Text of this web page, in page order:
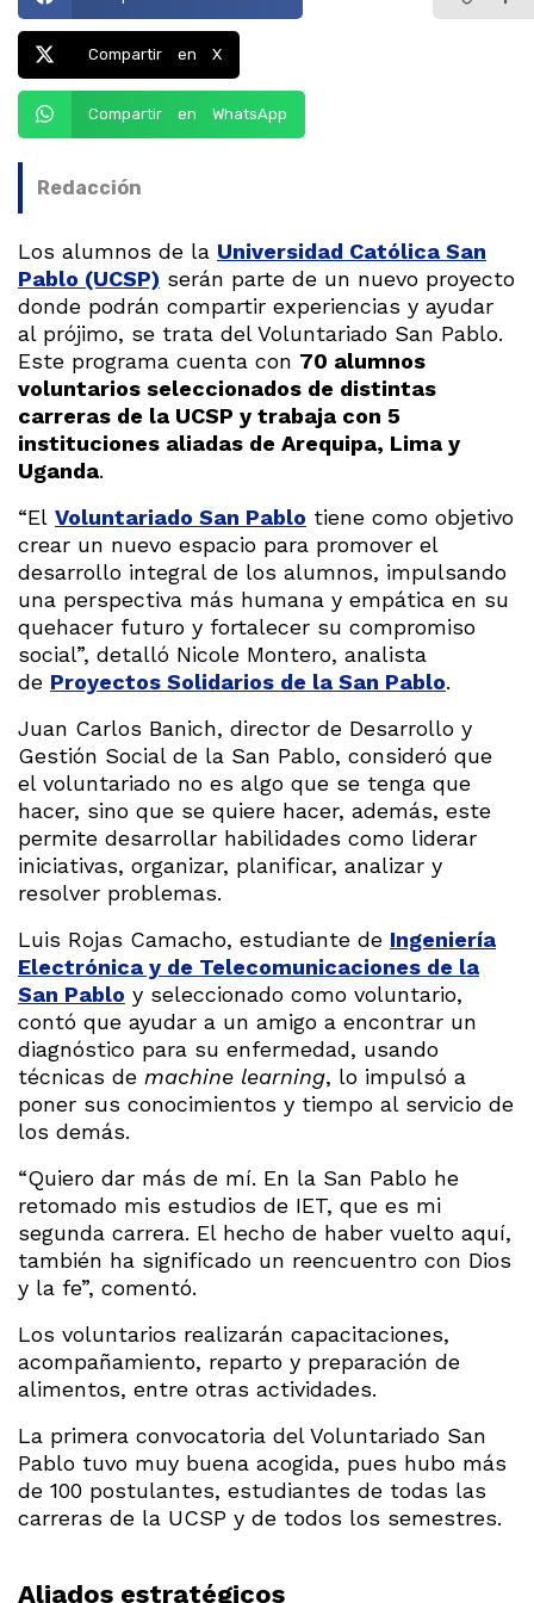
Compartir en X
Compartir en WhatsApp
Redacción
Los alumnos de la Universidad Católica San
Pablo (UCSP) serán parte de un nuevo proyecto
donde podrán compartir experiencias y ayudar
al prójimo, se trata del Voluntariado San Pablo.
Este programa cuenta con 70 alumnos
voluntarios seleccionados de distintas
carreras de la UCSP y trabaja con 5
instituciones aliadas de Arequipa, Lima y
Uganda.
“El Voluntariado San Pablo tiene como objetivo
crear un nuevo espacio para promover el
desarrollo integral de los alumnos, impulsando
una perspectiva más humana y empática en su
quehacer futuro y fortalecer su compromiso
social”, detalló Nicole Montero, analista
de Proyectos Solidarios de la San Pablo.
Juan Carlos Banich, director de Desarrollo y
Gestión Social de la San Pablo, consideró que
el voluntariado no es algo que se tenga que
hacer, sino que se quiere hacer, además, este
permite desarrollar habilidades como liderar
iniciativas, organizar, planificar, analizar y
resolver problemas.
Luis Rojas Camacho, estudiante de Ingeniería
Electrónica y de Telecomunicaciones de la
San Pablo y seleccionado como voluntario,
contó que ayudar a un amigo a encontrar un
diagnóstico para su enfermedad, usando
técnicas de machine learning, lo impulsó a
poner sus conocimientos y tiempo al servicio de
los demás.
“Quiero dar más de mí. En la San Pablo he
retomado mis estudios de IET, que es mi
segunda carrera. El hecho de haber vuelto aquí,
también ha significado un reencuentro con Dios
y la fe”, comentó.
Los voluntarios realizarán capacitaciones,
acompañamiento, reparto y preparación de
alimentos, entre otras actividades.
La primera convocatoria del Voluntariado San
Pablo tuvo muy buena acogida, pues hubo más
de 100 postulantes, estudiantes de todas las
carreras de la UCSP y de todos los semestres.
Aliados estratégicos